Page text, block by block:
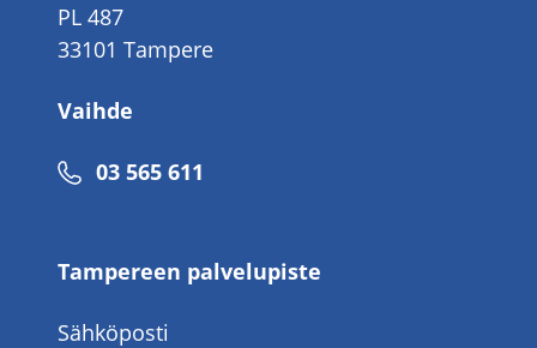
PL 487
33101 Tampere
Vaihde
Puhelinnumero
03 565 611
Tampereen palvelupiste
Sähköposti